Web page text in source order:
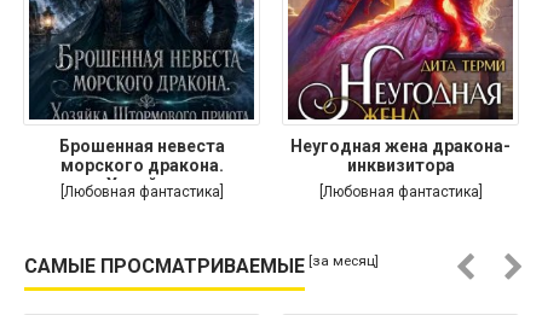
Брошенная невеста
морского дракона.
Хозяйка
[Любовная фантастика]
Неугодная жена дракона-
инквизитора
[Любовная фантастика]
САМЫЕ ПРОСМАТРИВАЕМЫЕ [за месяц]